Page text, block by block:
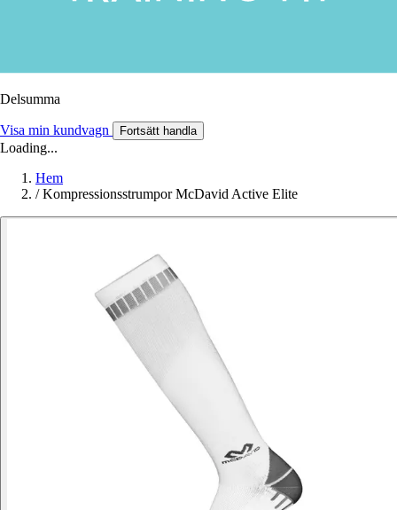
Delsumma
Visa min kundvagn Fortsätt handla
Loading...
Hem
/ Kompressionsstrumpor McDavid Active Elite